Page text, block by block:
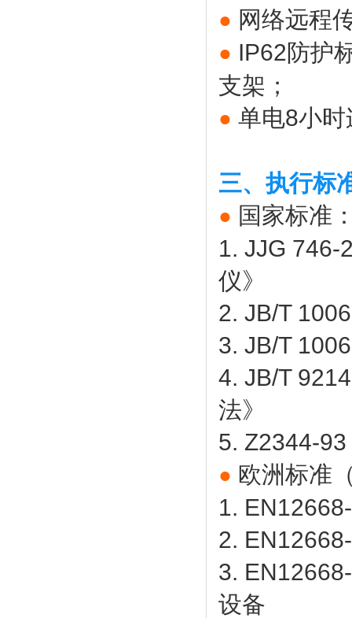
● 网络远程
● IP62防护
支架；
● 单电8小
三、执行标
● 国家标准
1. JJG 746-
仪》
2. JB/T
3. JB/T
4. JB/T
法》
5. Z2344-
● 欧洲标准
1.
2.
3.
设备